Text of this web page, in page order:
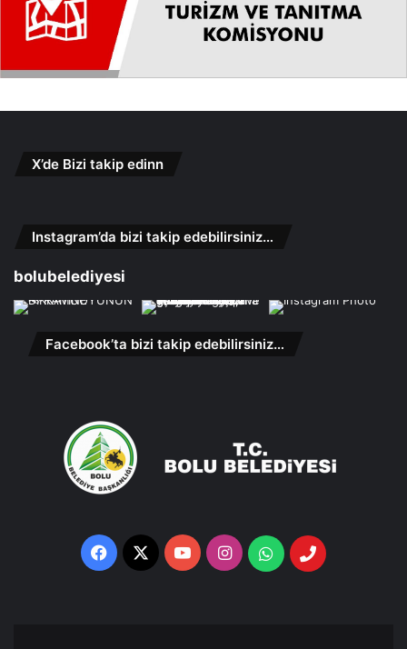
X’de Bizi takip edinn
Instagram’da bizi takip edebilirsiniz…
bolubelediyesi
Facebook’ta bizi takip edebilirsiniz…
Facebook
X YouTubeInstagramWhatsappTelefon